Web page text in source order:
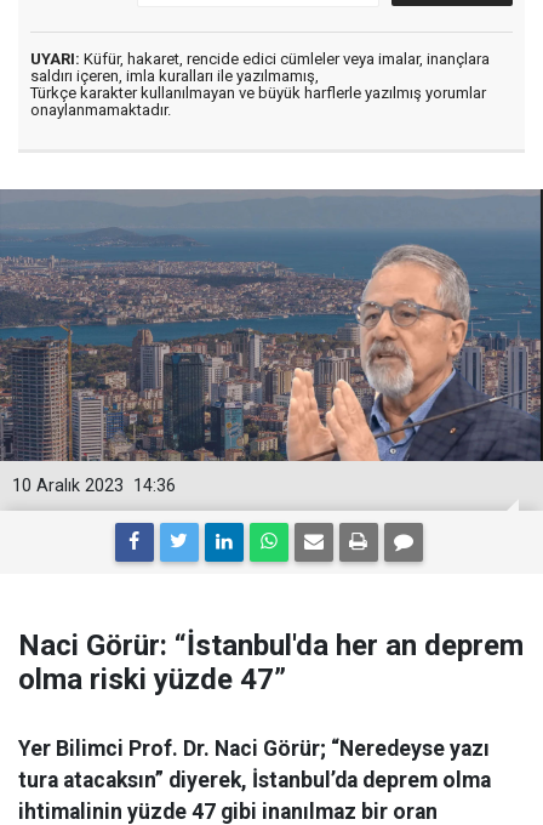
UYARI: Küfür, hakaret, rencide edici cümleler veya imalar, inançlara
saldırı içeren, imla kuralları ile yazılmamış,
Türkçe karakter kullanılmayan ve büyük harflerle yazılmış yorumlar
onaylanmamaktadır.
14:36
10 Aralık 2023
Naci Görür: “İstanbul'da her an deprem
olma riski yüzde 47”
Yer Bilimci Prof. Dr. Naci Görür; “Neredeyse yazı
tura atacaksın” diyerek, İstanbul’da deprem olma
ihtimalinin yüzde 47 gibi inanılmaz bir oran